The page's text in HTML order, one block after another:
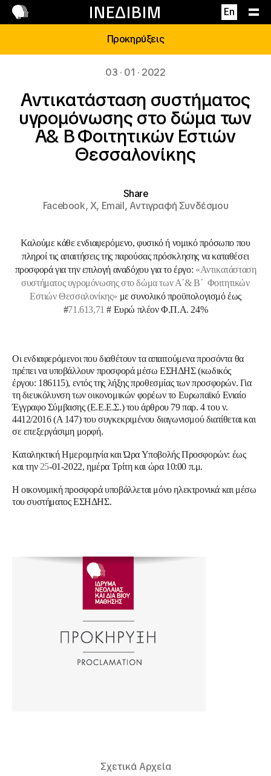
ΙΝΕΔΙΒΙΜ En
Επικοινωνία
Προκηρύξεις
03 · 01 · 2022
Αντικατάσταση συστήματος
υγρομόνωσης στο δώμα των
Α΄& Β΄ Φοιτητικών Εστιών
Θεσσαλονίκης
Share
Facebook,X, Email,Αντιγραφή Συνδέσμου
Καλούμε κάθε ενδιαφερόμενο, φυσικό ή νομικό πρόσωπο που
πληροί τις απαιτήσεις της παρούσας πρόσκλησης να καταθέσει
προσφορά για την επιλογή αναδόχου για το έργο: «Αντικατάσταση
συστήματος υγρομόνωσης στο δώμα των Α΄& Β΄ Φοιτητικών
Εστιών Θεσσαλονίκης​» με συνολικό προϋπολογισμό έως
#71 .613,71# Ευρώ πλέον Φ.Π.Α. 24%
Οι ενδιαφερόμενοι που διαθέτουν τα απαιτούμενα προσόντα θα
πρέπει να υποβάλλουν προσφορά μέσω ΕΣΗΔΗΣ (κωδικός
έργου: 186115), εντός της λήξης προθεσμίας των προσφορών. Για
τη διευκόλυνση των οικονομικών φορέων το Ευρωπαϊκό Ενιαίο
Έγγραφο Σύμβασης (Ε.Ε.Ε.Σ.) του άρθρου 79 παρ. 4 του ν.
4412/2016 (Α 147) του συγκεκριμένου διαγωνισμού διατίθεται και
σε επεξεργάσιμη μορφή.
Καταληκτική Ημερομηνία και Ώρα Υποβολής Προσφορών: έως
και την 25-01-2022, ημέρα Τρίτηκαι ώρα 10:00 π.μ.
Η οικονομική προσφορά υποβάλλεται μόνο ηλεκτρονικά και μέσω
του συστήματος ΕΣΗΔΗΣ.
Σχετικά Αρχεία